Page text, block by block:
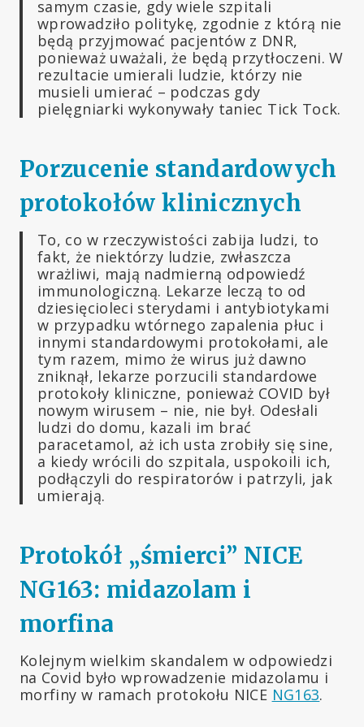
samym czasie, gdy wiele szpitali
wprowadziło politykę, zgodnie z którą nie
będą przyjmować pacjentów z DNR,
ponieważ uważali, że będą przytłoczeni. W
rezultacie umierali ludzie, którzy nie
musieli umierać – podczas gdy
pielęgniarki wykonywały taniec Tick Tock.
Porzucenie standardowych
protokołów klinicznych
To, co w rzeczywistości zabija ludzi, to
fakt, że niektórzy ludzie, zwłaszcza
wrażliwi, mają nadmierną odpowiedź
immunologiczną. Lekarze leczą to od
dziesięcioleci sterydami i antybiotykami
w przypadku wtórnego zapalenia płuc i
innymi standardowymi protokołami, ale
tym razem, mimo że wirus już dawno
zniknął, lekarze porzucili standardowe
protokoły kliniczne, ponieważ COVID był
nowym wirusem – nie, nie był. Odesłali
ludzi do domu, kazali im brać
paracetamol, aż ich usta zrobiły się sine,
a kiedy wrócili do szpitala, uspokoili ich,
podłączyli do respiratorów i patrzyli, jak
umierają.
Protokół „śmierci” NICE
NG163: midazolam i
morfina
Kolejnym wielkim skandalem w odpowiedzi
na Covid było wprowadzenie midazolamu i
morfiny w ramach protokołu NICE NG163.